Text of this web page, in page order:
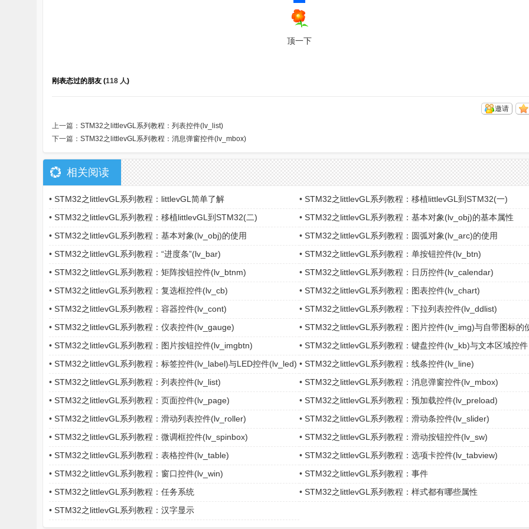
顶一下
刚表态过的朋友 (118 人)
邀请
上一篇： STM32之littlevGL系列教程：列表控件(lv_list)
下一篇： STM32之littlevGL系列教程：消息弹窗控件(lv_mbox)
相关阅读
• STM32之littlevGL系列教程：littlevGL简单了解 • STM32之littlevGL系列教程：移植littlevGL到STM32(一)
• STM32之littlevGL系列教程：移植littlevGL到STM32(二) • STM32之littlevGL系列教程：基本对象(lv_obj)的基本属性
• STM32之littlevGL系列教程：基本对象(lv_obj)的使用 • STM32之littlevGL系列教程：圆弧对象(lv_arc)的使用
• STM32之littlevGL系列教程：“进度条”(lv_bar) • STM32之littlevGL系列教程：单按钮控件(lv_btn)
• STM32之littlevGL系列教程：矩阵按钮控件(lv_btnm) • STM32之littlevGL系列教程：日历控件(lv_calendar)
• STM32之littlevGL系列教程：复选框控件(lv_cb) • STM32之littlevGL系列教程：图表控件(lv_chart)
• STM32之littlevGL系列教程：容器控件(lv_cont) • STM32之littlevGL系列教程：下拉列表控件(lv_ddlist)
• STM32之littlevGL系列教程：仪表控件(lv_gauge) • STM32之littlevGL系列教程：图片控件(lv_img)与自带图标的
• STM32之littlevGL系列教程：图片按钮控件(lv_imgbtn) • STM32之littlevGL系列教程：键盘控件(lv_kb)与文本区域控件
• STM32之littlevGL系列教程：标签控件(lv_label)与LED控件(lv_led) • STM32之littlevGL系列教程：线条控件(lv_line)
• STM32之littlevGL系列教程：列表控件(lv_list) • STM32之littlevGL系列教程：消息弹窗控件(lv_mbox)
• STM32之littlevGL系列教程：页面控件(lv_page) • STM32之littlevGL系列教程：预加载控件(lv_preload)
• STM32之littlevGL系列教程：滑动列表控件(lv_roller) • STM32之littlevGL系列教程：滑动条控件(lv_slider)
• STM32之littlevGL系列教程：微调框控件(lv_spinbox) • STM32之littlevGL系列教程：滑动按钮控件(lv_sw)
• STM32之littlevGL系列教程：表格控件(lv_table) • STM32之littlevGL系列教程：选项卡控件(lv_tabview)
• STM32之littlevGL系列教程：窗口控件(lv_win) • STM32之littlevGL系列教程：事件
• STM32之littlevGL系列教程：任务系统 • STM32之littlevGL系列教程：样式都有哪些属性
• STM32之littlevGL系列教程：汉字显示